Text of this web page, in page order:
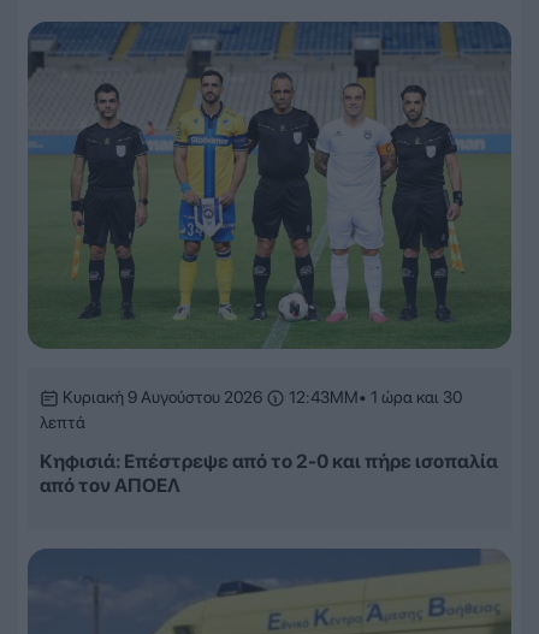
Κυριακή 9 Αυγούστου 2026 12:43ΜΜ• 1 ώρα και 30
λεπτά
Κηφισιά: Επέστρεψε από το 2-0 και πήρε ισοπαλία
από τον ΑΠΟΕΛ